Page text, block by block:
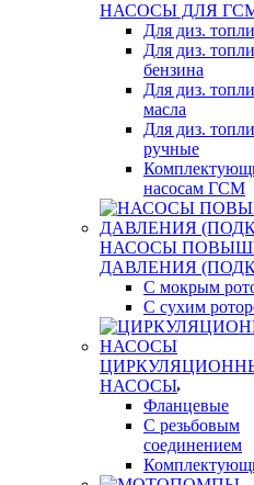
НАСОСЫ ДЛЯ
Для диз.
Для диз.
бензина
Для диз.
масла
Для диз.
ручные
насосам ГСМ
НАСОСЫ
ДАВЛЕНИЯ
С мокрым
С сухим
НАСОСЫ
Фланцевые
С резьбовым
соединением